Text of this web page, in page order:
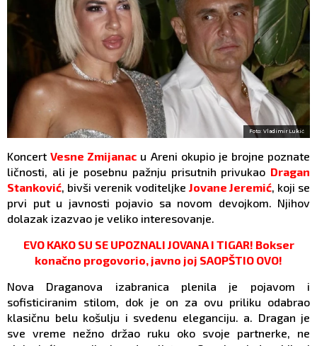
Foto: Vladimir Lukić
KoncertVesne Zmijanac u Areni okupio je brojne poznate
ličnosti, ali je posebnu pažnju prisutnih privukao Dragan
Stanković, bivši verenik voditeljke Jovane Jeremić, koji se
prvi put u javnosti pojavio sa novom devojkom. Njihov
dolazak izazvao je veliko interesovanje.
EVO KAKO SU SE UPOZNALI JOVANA I TIGAR! Bokser
konačno progovorio, javno joj SAOPŠTIO OVO!
Nova Draganova izabranica plenila je pojavom i
sofisticiranim stilom, dok je on za ovu priliku odabrao
klasičnu belu košulju i svedenu eleganciju. a. Dragan je
sve vreme nežno držao ruku oko svoje partnerke, ne